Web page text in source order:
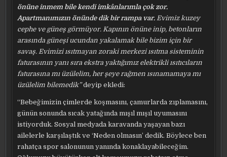
önüne inmem bile kendi imkânlarımla çok zor.
Apartmanımızın önünde dik bir rampa var. Evimiz kuzey
cephe ve güneş görmüyor. Kapının önüne inip, betonların
arasında güneşi ucundan yakalamak bile bizim için bir
savaş. Evimizi ısıtmayan zoraki merkezi ısıtma sisteminin
faturasının yanı sıra ekstra yaktığımız elektrikli ısıtıcıların
faturasına mı üzülelim, her şeye rağmen ısınamamaya mı
üzülelim bilemedik”deyip ekledi:
“Bebeğimizin çimlerde koşmasını, çamurlarda zıplamasını,
günün sonunda sıcak yatağında mışıl mışıl uyumasını
istiyorduk. Sosyal medyada karavanda yaşayan bazı
ailelerle karşılaştık ve ‘Neden olmasın’ dedik. Böylece ben
rahatça spor salonunun yanında konaklayabileceğim.